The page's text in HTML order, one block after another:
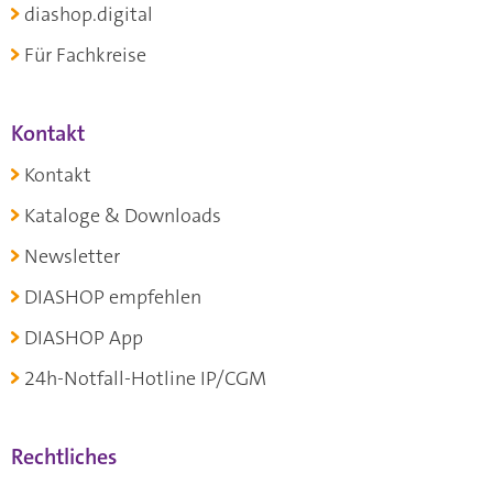
diashop.digital
Für Fachkreise
Kontakt
Kontakt
Kataloge & Downloads
Newsletter
DIASHOP empfehlen
DIASHOP App
24h-Notfall-Hotline IP/CGM
Rechtliches